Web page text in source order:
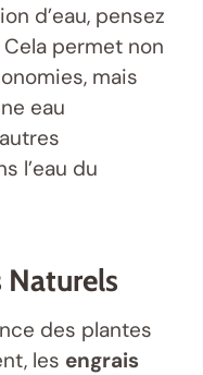
d’eau, pensez
permet non
mais
eau
l’eau du
Naturels
des plantes
les engrais